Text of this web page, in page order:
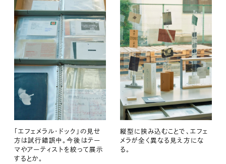
「エフェメラル・ドック」の見せ
方は試行錯誤中。今後はテー
マやアーティストを絞って展示
するとか。
縦型に挟み込むことで、エフェ
メラが全く異なる見え方にな
る。